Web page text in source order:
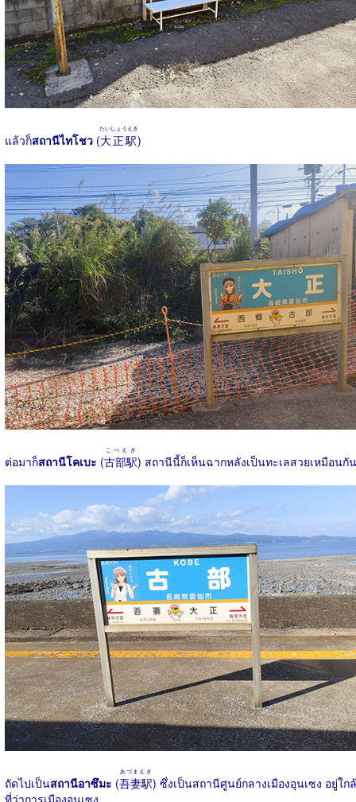
แล้วก็สถานีไทโชว (大正駅
たいしょうえき
)
ต่อมาก็สถานีโคเบะ (古部駅
こべえき
) สถานีนี้ก็เห็นฉากหลังเป็นทะเลสวยเหมือนกัน
ถัดไปเป็นสถานีอาซึมะ (吾妻駅
あづまえき
) ซึ่งเป็นสถานีศูนย์กลางเมืองอุนเซง อยู่ใกล้
ที่ว่าการเมืองอุนเซง